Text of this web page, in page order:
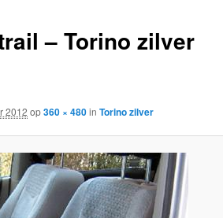
– Torino zilver
2012 op360 × 480inTorino zilver